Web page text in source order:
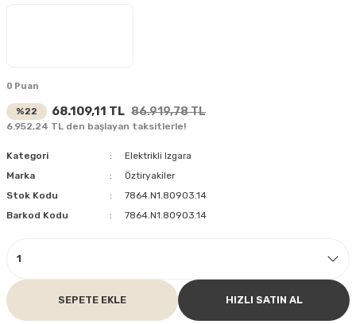
0 Puan
%22 68.109,11 TL 86.919,78 TL
6.952,24 TL den başlayan taksitlerle!
Kategori
Elektrikli Izgara
Marka
Öztiryakiler
Stok Kodu
7864.N1.80903.14
Barkod Kodu
7864.N1.80903.14
SEPETE EKLE HIZLI SATIN AL